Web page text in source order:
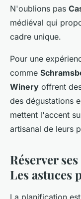
N'oublions pas
médiéval qui
cadre unique.
Pour une
comme
Winery offrent
des dégustations
mettent l'accent
artisanal de leurs
Réserver
Les astuces
La planification